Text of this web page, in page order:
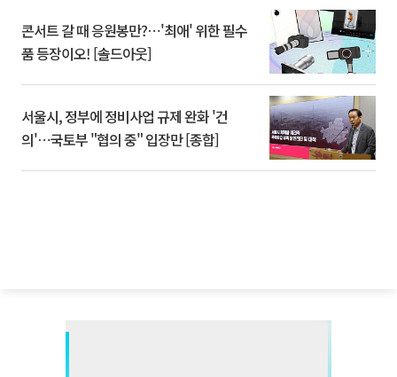
콘서트 갈 때 응원봉만?⋯'최애' 위한 필수
품 등장이오! [솔드아웃]
서울시, 정부에 정비사업 규제 완화 '건
의'⋯국토부 "협의 중" 입장만 [종합]